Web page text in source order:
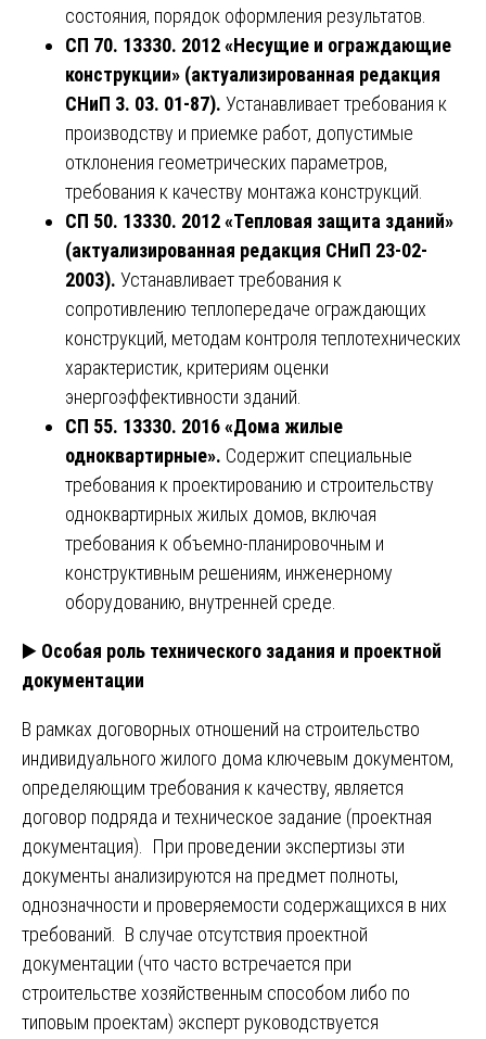
состояния, порядок оформления результатов.
СП 70. 13330. 2012 «Несущие и ограждающие
конструкции» (актуализированная редакция
СНиП 3. 03. 01-87). Устанавливает требования к
производству и приемке работ, допустимые
отклонения геометрических параметров,
требования к качеству монтажа конструкций.
СП 50. 13330. 2012 «Тепловая защита зданий»
(актуализированная редакция СНиП 23-02-
2003). Устанавливает требования к
сопротивлению теплопередаче ограждающих
конструкций, методам контроля теплотехнических
характеристик, критериям оценки
энергоэффективности зданий.
СП 55. 13330. 2016 «Дома жилые
одноквартирные». Содержит специальные
требования к проектированию и строительству
одноквартирных жилых домов, включая
требования к объемно-планировочным и
конструктивным решениям, инженерному
оборудованию, внутренней среде.
▶️ Особая роль технического задания и проектной
документации
В рамках договорных отношений на строительство
индивидуального жилого дома ключевым документом,
определяющим требования к качеству, является
договор подряда и техническое задание (проектная
документация). При проведении экспертизы эти
документы анализируются на предмет полноты,
однозначности и проверяемости содержащихся в них
требований. В случае отсутствия проектной
документации (что часто встречается при
строительстве хозяйственным способом либо по
типовым проектам) эксперт руководствуется